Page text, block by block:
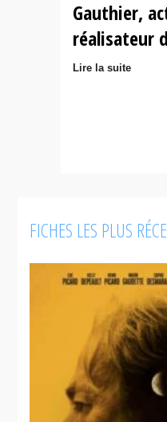
Gauthier,
réalisateur
Lire la suite
FICHES LES PLUS